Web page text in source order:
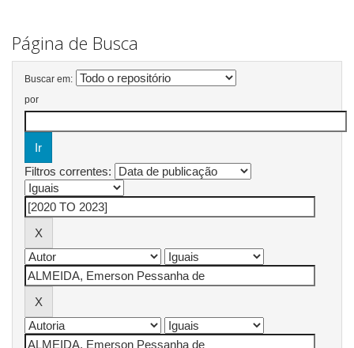
Página de Busca
Buscar em:
por
Filtros correntes: